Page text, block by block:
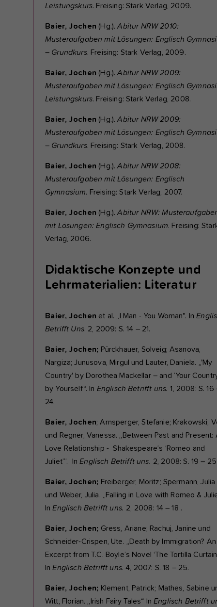
Leistungskurs. Freising: Stark Verlag, 2009.
Baier, Jochen (Hg.).Abitur NRW 2010:
Musteraufgaben mit Lösungen: Englisch
– Grundkurs. Freising: Stark Verlag, 2009.
Baier, Jochen (Hg.).Abitur NRW 2009:
Musteraufgaben mit Lösungen: Englisch
Leistungskurs. Freising: Stark Verlag, 2008.
Baier, Jochen (Hg.).Abitur NRW 2009:
Musteraufgaben mit Lösungen: Englisch
– Grundkurs. Freising: Stark Verlag, 2008.
Baier, Jochen (Hg.).Abitur NRW 2008:
Musteraufgaben mit Lösungen: Englisch
Gymnasium. Freising: Stark Verlag, 2007.
Baier, Jochen (Hg.).Abitur NRW:
mit Lösungen: Englisch Gymnasium. Freising:
Verlag, 2006.
Didaktische Konzepte und
Lehrmaterialien: Literatur
Baier, Jochen et al. „I Man - You Woman". In
Betrifft Uns. 2, 2009: S. 14 – 21.
Baier, Jochen; Pürckhauer, Solveig; Asanova,
Nargiza; Junusova, Mirgul und Lauter, Daniela. „'My
Country' by Dorothea Mackellar – and ’Your
by Yourself“. In Englisch Betrifft uns.1, 2008: S. 16
24.
Baier, Jochen; Arnsperger, Stefanie; Krakowski,
und Regner, Vanessa. „Between Past and Present:
Love Relationship - Shakespeare’s ‘Romeo and
Juliet’”. InEnglisch Betrifft uns. 2, 2008: S. 19 –
Baier, Jochen; Freiberger, Moritz; Spermann, Julia
und Weber, Julia. „Falling in Love with Romeo &
InEnglisch Betrifft uns. 2, 2008: 14 – 18 .
Baier, Jochen; Gress, Ariane; Rachuj, Janine und
Schneider-Crispen, Ute. „Death by Immigration? An
Excerpt from T.C. Boyle’s Novel ‘The Tortilla
InEnglisch Betrifft uns. 4, 2007: S. 18 – 25.
Baier, Jochen; Klement, Patrick; Mathes, Sabine
Witt, Florian. „Irish Fairy Tales“ InEnglisch Betrifft